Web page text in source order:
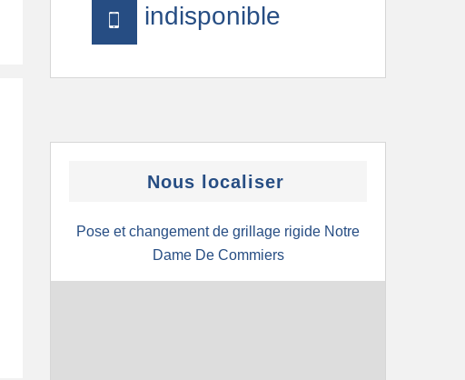
indisponible
Nous localiser
Pose et changement de grillage rigide Notre
Dame De Commiers